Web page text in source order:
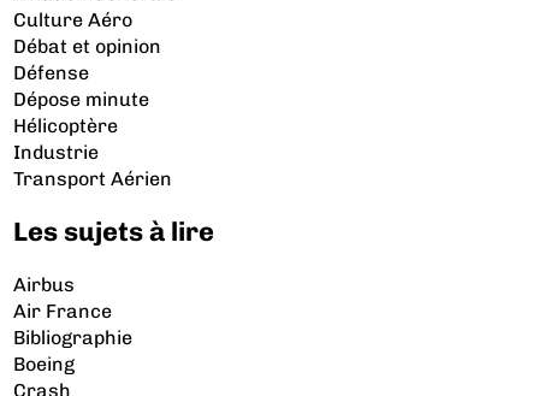
Culture Aéro
Débat et opinion
Défense
Dépose minute
Hélicoptère
Industrie
Transport Aérien
Les sujets à lire
Airbus
Air France
Bibliographie
Boeing
Crash